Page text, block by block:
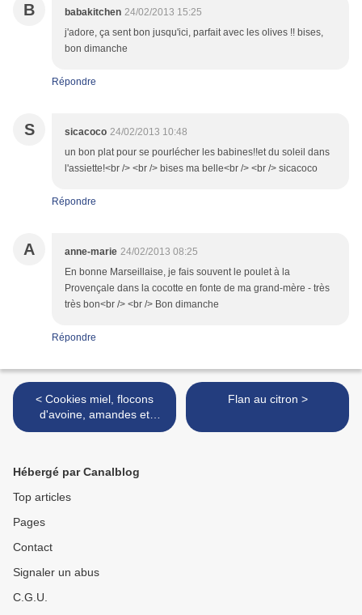
B babakitchen 24/02/2013 15:25
j'adore, ça sent bon jusqu'ici, parfait avec les olives !! bises,
bon dimanche
Répondre
S sicacoco 24/02/2013 10:48
un bon plat pour se pourlécher les babines!!et du soleil dans
l'assiette!<br /> <br /> bises ma belle<br /> <br /> sicacoco
Répondre
A anne-marie 24/02/2013 08:25
En bonne Marseillaise, je fais souvent le poulet à la
Provençale dans la cocotte en fonte de ma grand-mère - très
très bon<br /> <br /> Bon dimanche
Répondre
< Cookies miel, flocons
d'avoine, amandes et
chocolat
Flan au citron >
Hébergé par Canalblog
Top articles
Pages
Contact
Signaler un abus
C.G.U.